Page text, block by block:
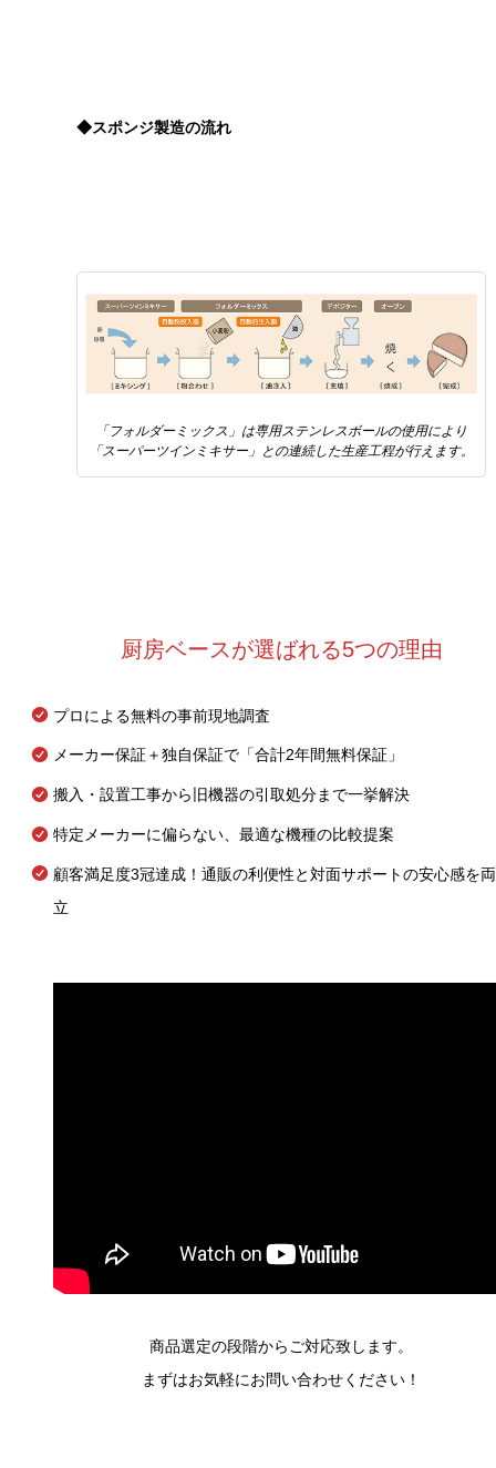
◆スポンジ製造の流れ
「フォルダーミックス」は専用ステンレスボールの使用により
「スーパーツインミキサー」との連続した生産工程が行えます。
厨房ベースが選ばれる5つの理由
プロによる無料の事前現地調査
メーカー保証＋独自保証で「合計2年間無料保証」
搬入・設置工事から旧機器の引取処分まで一挙解決
特定メーカーに偏らない、最適な機種の比較提案
顧客満足度3冠達成！通販の利便性と対面サポートの安心感を両
立
商品選定の段階からご対応致します。
まずはお気軽にお問い合わせください！